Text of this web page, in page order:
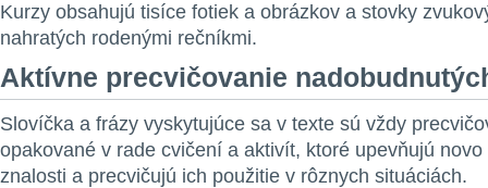
Kurzy obsahujú tisíce fotiek a obrázkov a stovky
nahratých rodenými rečníkmi.
Aktívne precvičovanie
Slovíčka a frázy vyskytujúce sa v texte sú vždy
opakované v rade cvičení a aktivít, ktoré upevňujú
znalosti a precvičujú ich použitie v rôznych situáciách.